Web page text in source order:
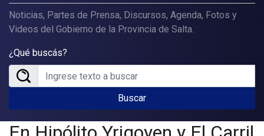
Noticias, Partes de Prensa, Discursos, Agenda, Fotos y
Videos del Gobierno de la Provincia de Salta.
¿Qué buscás?
Buscar